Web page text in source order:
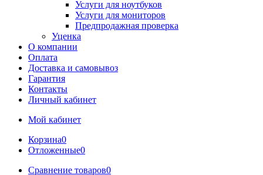
Услуги для ноутбуков
Услуги для мониторов
Предпродажная проверка
Уценка
О компании
Оплата
Доставка и самовывоз
Гарантия
Контакты
Личный кабинет
Мой кабинет
Корзина0
Отложенные0
Сравнение товаров0